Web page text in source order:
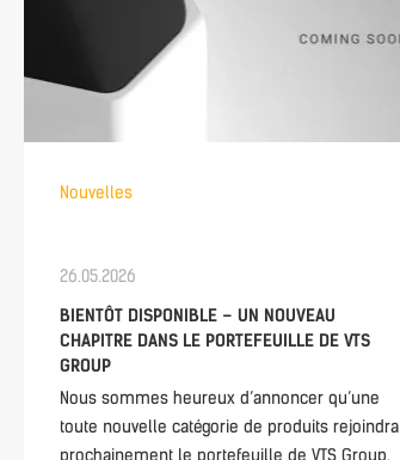
Nouvelles
26.05.2026
BIENTÔT DISPONIBLE – UN NOUVEAU
CHAPITRE DANS LE PORTEFEUILLE DE VTS
GROUP
Nous sommes heureux d’annoncer qu’une
toute nouvelle catégorie de produits rejoindra
prochainement le portefeuille de VTS Group.